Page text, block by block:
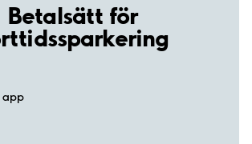
Betalsätt för
app